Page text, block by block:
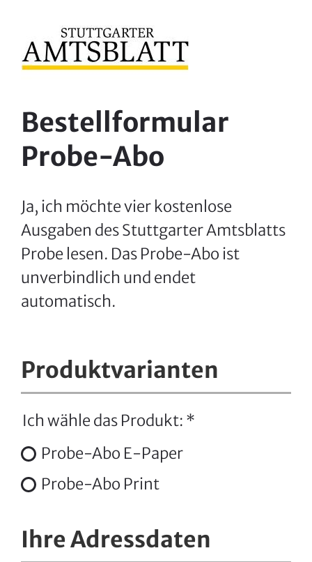
springen
Bestellformular
Probe‐Abo
Ja, ich möchte vier kostenlose
Ausgaben des Stuttgarter Amtsblatts
Probe lesen. Das Probe-Abo ist
unverbindlich und endet
automatisch.
Produktvarianten
Ich wähle das Produkt: *
Probe-Abo E-Paper
Probe-Abo Print
Ihre Adressdaten